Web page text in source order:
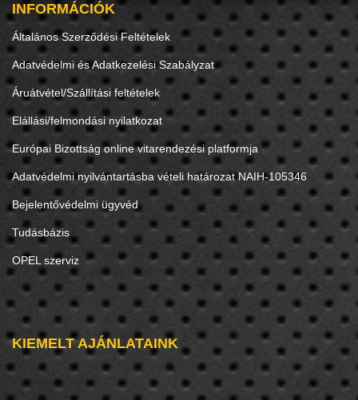
INFORMÁCIÓK
Általános Szerződési Feltételek
Adatvédelmi és Adatkezelési Szabályzat
Áruátvétel/Szállítási feltételek
Elállási/felmondási nyilatkozat
Európai Bizottság online vitarendezési platformja
Adatvédelmi nyilvántartásba vételi határozat NAIH-105346
Bejelentővédelmi ügyvéd
Tudásbázis
OPEL szerviz
KIEMELT AJÁNLATAINK